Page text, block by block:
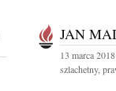
JAN
13 marca
szlachetny,